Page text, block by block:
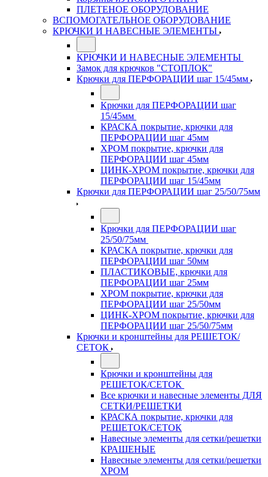
ПЛЕТЕНОЕ ОБОРУДОВАНИЕ
ВСПОМОГАТЕЛЬНОЕ ОБОРУДОВАНИЕ
КРЮЧКИ И НАВЕСНЫЕ ЭЛЕМЕНТЫ
КРЮЧКИ И НАВЕСНЫЕ ЭЛЕМЕНТЫ
Замок для крючков "СТОПЛОК"
Крючки для ПЕРФОРАЦИИ шаг 15/45мм
Крючки для ПЕРФОРАЦИИ шаг
15/45мм
КРАСКА покрытие, крючки для
ПЕРФОРАЦИИ шаг 45мм
ХРОМ покрытие, крючки для
ПЕРФОРАЦИИ шаг 45мм
ЦИНК-ХРОМ покрытие, крючки для
ПЕРФОРАЦИИ шаг 15/45мм
Крючки для ПЕРФОРАЦИИ шаг 25/50/75мм
Крючки для ПЕРФОРАЦИИ шаг
25/50/75мм
КРАСКА покрытие, крючки для
ПЕРФОРАЦИИ шаг 50мм
ПЛАСТИКОВЫЕ, крючки для
ПЕРФОРАЦИИ шаг 25мм
ХРОМ покрытие, крючки для
ПЕРФОРАЦИИ шаг 25/50мм
ЦИНК-ХРОМ покрытие, крючки для
ПЕРФОРАЦИИ шаг 25/50/75мм
Крючки и кронштейны для РЕШЕТОК/
СЕТОК
Крючки и кронштейны для
РЕШЕТОК/СЕТОК
Все крючки и навесные элементы ДЛЯ
СЕТКИ/РЕШЕТКИ
КРАСКА покрытие, крючки для
РЕШЕТОК/СЕТОК
Навесные элементы для сетки/решетки
КРАШЕНЫЕ
Навесные элементы для сетки/решетки
ХРОМ